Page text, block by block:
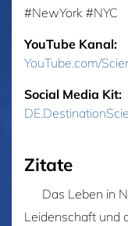
‎#NewYork ‎#NYC
YouTube Kanal:
YouTube.com/
Social Media Kit:
Zitate
Das Leben in
Leidenschaft und